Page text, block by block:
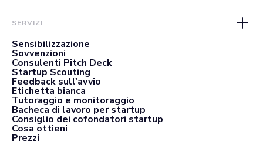
SERVIZI
Sensibilizzazione
Sovvenzioni
Consulenti Pitch Deck
Startup Scouting
Feedback sull'avvio
Etichetta bianca
Tutoraggio e monitoraggio
Bacheca di lavoro per startup
Consiglio dei cofondatori startup
Cosa ottieni
Prezzi